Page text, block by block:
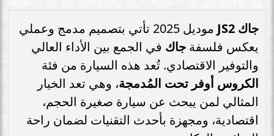
جاك JS2
موديل 2025 تأتي بتصميم مدمج وعملي
يعكس فلسفة جاك في الجمع بين الأداء العالي
والتوفير الاقتصادي. تُعد هذه السيارة من فئة
الكروس أوفر تحت المُدمجة، وهي تعد الخيار
المثالي لمن يبحث عن سيارة صغيرة الحجم،
اقتصادية، ومجهزة بأحدث التقنيات لضمان راحة